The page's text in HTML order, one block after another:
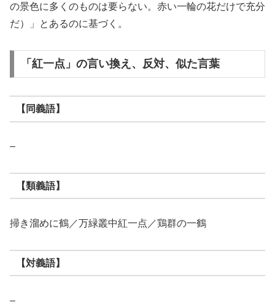
の景色に多くのものは要らない。赤い一輪の花だけで充分
だ）」とあるのに基づく。
「紅一点」の言い換え、反対、似た言葉
【同義語】
–
【類義語】
掃き溜めに鶴／万緑叢中紅一点／鶏群の一鶴
【対義語】
–